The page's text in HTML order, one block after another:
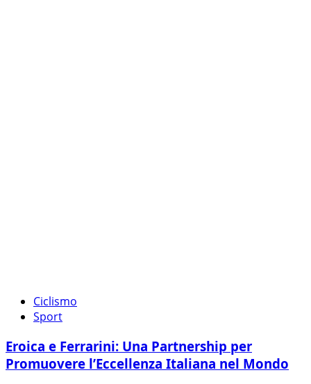
Ciclismo
Sport
Eroica e Ferrarini: Una Partnership per
Promuovere l’Eccellenza Italiana nel Mondo